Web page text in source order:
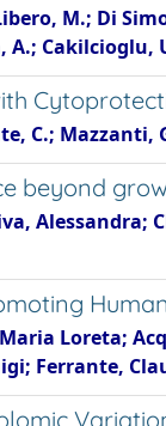
M.; Di
C.;
beyond
Loreta;
Ferrante,